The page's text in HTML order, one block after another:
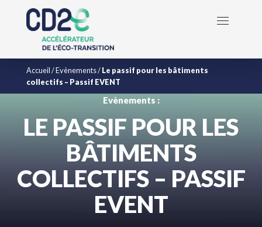
Accueil/Evènements/Le passif pour les bâtiments
collectifs – Passif EVENT
Evènements :
LE PASSIF POUR LES
BÂTIMENTS
COLLECTIFS – PASSIF
EVENT